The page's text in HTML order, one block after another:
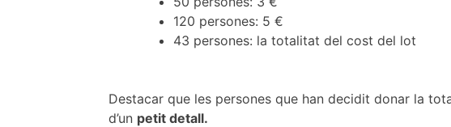
120 persones: 5 €
43 persones: la totalitat del cost del lot
Destacar que les persones que han decidit donar la
d’un petit detall.